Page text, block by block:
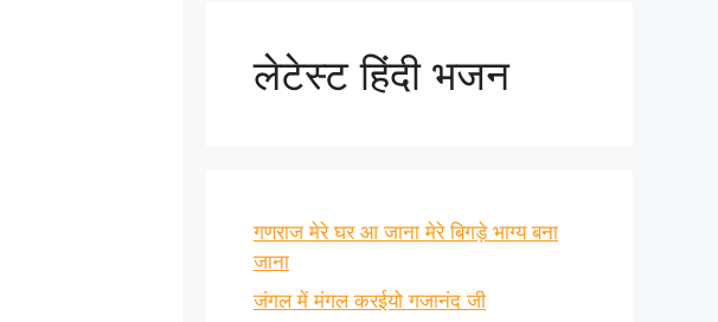
लेटेस्ट हिंदी भजन
गणराज मेरे घर आ जाना मेरे बिगड़े भाग्य बना
जाना
जंगल में मंगल करईयो गजानंद जी